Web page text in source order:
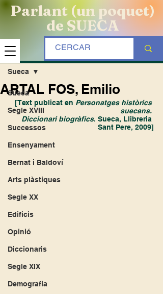
Parlant (un poquet)
de SUECA
Entrada
Sueca
Segle XVIII
Successos
Ensenyament
Bernat i Baldoví
Arts plàstiques
Segle XX
Edificis
Opinió
Diccionaris
Segle XIX
Demografia
Sueca
ARTAL FOS, Emilio
[Text publicat en Personatges històrics
suecans.
Diccionari biogràfics. Sueca, Llibreria
Sant Pere, 2009]